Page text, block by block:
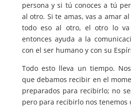
persona y si tú conoces a tú
al otro. Si te amas, vas a amar
todo eso al otro, el otro lo
entonces ayuda a la
con el ser humano y con su
Todo esto lleva un tiempo.
que debamos recibir en el
preparados para recibirlo; no
pero para recibirlo nos tenemos